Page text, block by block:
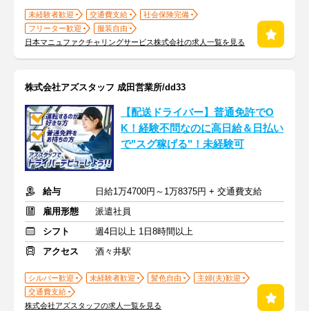
未経験者歓迎 交通費支給
社会保険完備
フリーター歓迎
服装自由
日本マニュファクチャリングサービス株式会社の求人一覧を見る
株式会社アズスタッフ 成田営業所/dd33
【配送ドライバー】普通免許でO
K！経験不問なのに高日給＆日払い
で"スグ稼げる"！未経験可
給与
日給1万4700円～1万8375円 + 交通費支給
雇用形態
派遣社員
シフト
週4日以上 1日8時間以上
アクセス
酒々井駅
シルバー歓迎 未経験者歓迎 髪色自由
主婦(夫)歓迎
交通費支給
株式会社アズスタッフの求人一覧を見る